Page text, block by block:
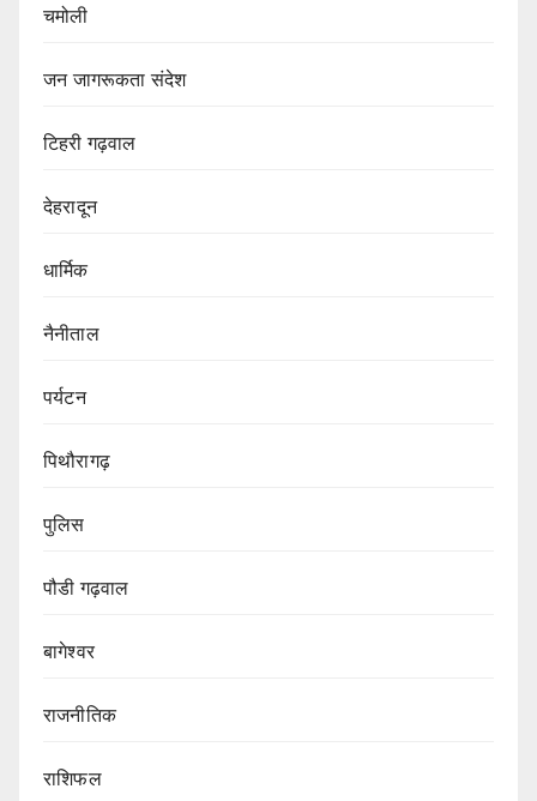
चमोली
जन जागरूकता संदेश
टिहरी गढ़वाल
देहरादून
धार्मिक
नैनीताल
पर्यटन
पिथौरागढ़
पुलिस
पौडी गढ़वाल
बागेश्वर
राजनीतिक
राशिफल